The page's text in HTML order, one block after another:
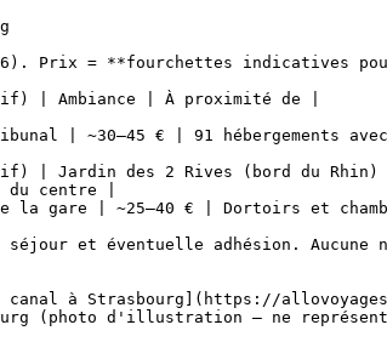
Prix = **fourchettes indicatives
| Ambiance | À proximité de |
| ~30–45 € | 91 hébergements
| Jardin des 2 Rives (bord du
du centre |
la gare | ~25–40 € | Dortoirs et
et éventuelle adhésion. Aucune
canal à Strasbourg](https://
(photo d'illustration — ne